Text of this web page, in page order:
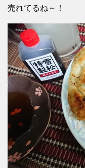
売れてるね～！